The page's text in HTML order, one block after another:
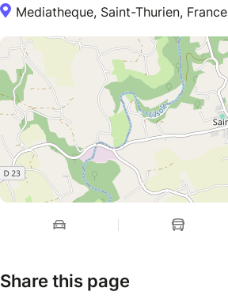
Mediatheque, Saint-Thurien, France
Share this page